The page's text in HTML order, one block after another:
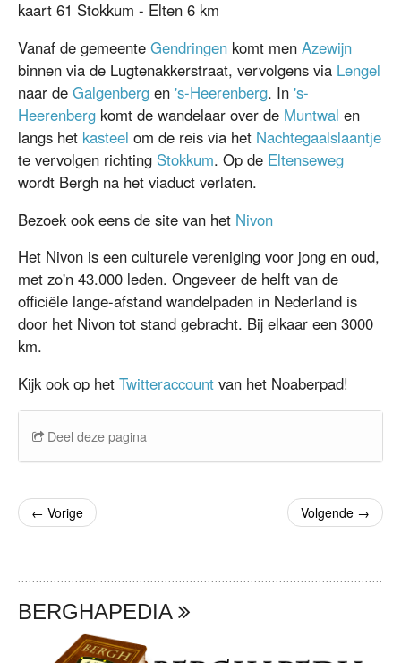
kaart 61 Stokkum - Elten 6 km
Vanaf de gemeente Gendringen komt men Azewijn
binnen via de Lugtenakkerstraat, vervolgens via Lengel
naar de Galgenberg en 's-Heerenberg. In 's-
Heerenberg komt de wandelaar over de Muntwal en
langs het kasteel om de reis via het Nachtegaalslaantje
te vervolgen richting Stokkum. Op de Eltenseweg
wordt Bergh na het viaduct verlaten.
Bezoek ook eens de site van het Nivon
Het Nivon is een culturele vereniging voor jong en oud,
met zo'n 43.000 leden. Ongeveer de helft van de
officiële lange-afstand wandelpaden in Nederland is
door het Nivon tot stand gebracht. Bij elkaar een 3000
km.
Kijk ook op het Twitteraccount van het Noaberpad!
Deel deze pagina
← Vorige Volgende →
BERGHAPEDIA